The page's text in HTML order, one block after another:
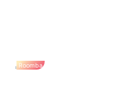
Roomba